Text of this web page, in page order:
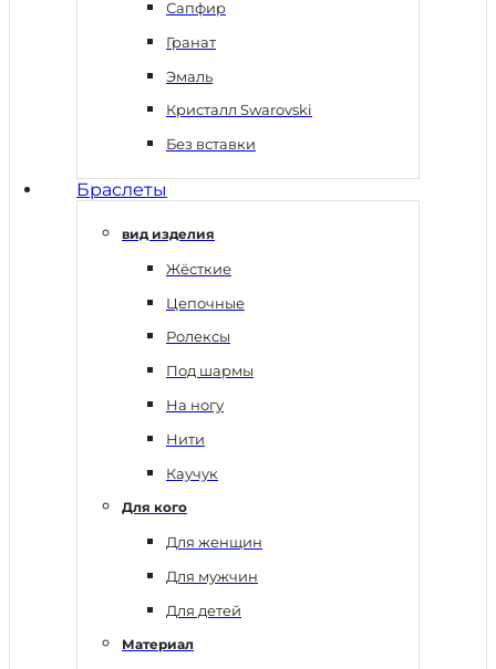
Сапфир
Гранат
Эмаль
Кристалл Swarovski
Без вставки
Браслеты
вид изделия
Жёсткие
Цепочные
Ролексы
Под шармы
На ногу
Нити
Каучук
Для кого
Для женщин
Для мужчин
Для детей
Материал